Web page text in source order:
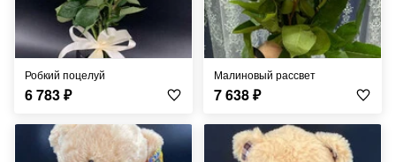
Робкий поцелуй
6 783₽
Малиновый рассвет
7 638₽